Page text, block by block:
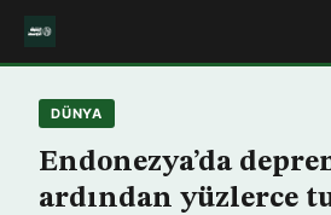
DÜNYA
Endonezya’da
ardından yüzlerce